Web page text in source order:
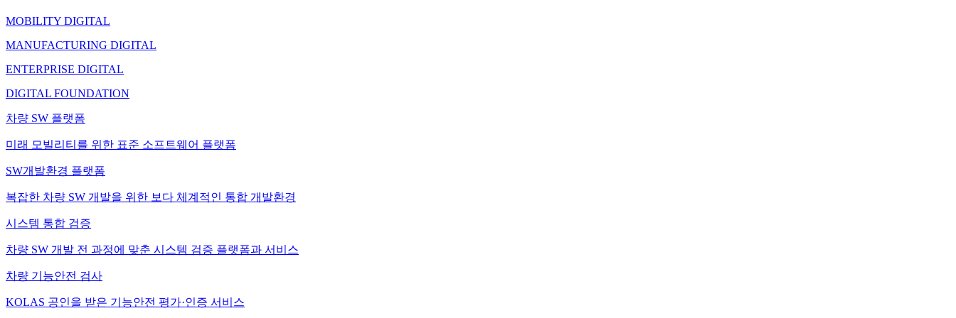
MOBILITY DIGITAL
MANUFACTURING DIGITAL
ENTERPRISE DIGITAL
DIGITAL FOUNDATION
차량 SW 플랫폼
미래 모빌리티를 위한 표준 소프트웨어 플랫폼
SW개발환경 플랫폼
복잡한 차량 SW 개발을 위한 보다 체계적인 통합 개발환경
시스템 통합 검증
차량 SW 개발 전 과정에 맞춘 시스템 검증 플랫폼과 서비스
차량 기능안전 검사
KOLAS 공인을 받은 기능안전 평가·인증 서비스